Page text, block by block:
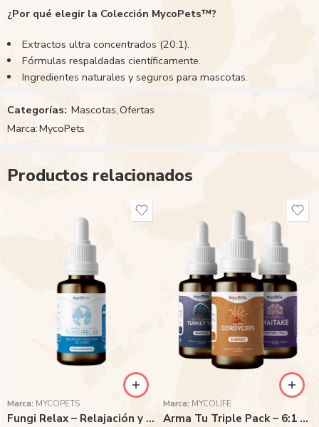
¿Por qué elegir la Colección MycoPets™?
Extractos ultra concentrados (20:1).
Fórmulas respaldadas científicamente.
Ingredientes naturales y seguros para mascotas.
Categorías: Mascotas,Ofertas
Marca:MycoPets
Productos relacionados
Marca: MYCOPETS
Fungi Relax – Relajación y reducción del estrés
Marca: MYCOLIFE
Arma Tu Triple Pack – 6:1 Super Concentrado